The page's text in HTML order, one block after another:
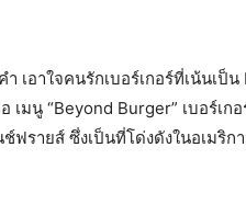
เอาใจคนรักเบอร์เกอร์ที่เน้นเป็
มนู “Beyond Burger” เบอร์เก
ฟรายส์ ซึ่งเป็นที่โด่งดังในอเมริก